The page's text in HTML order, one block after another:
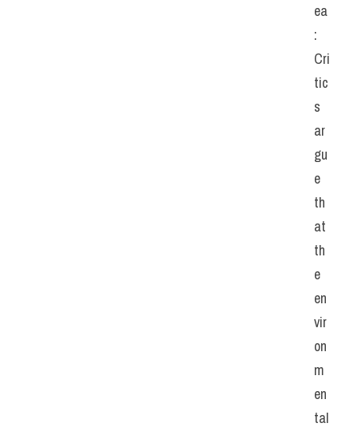
ea
:
Cri
tic
s
ar
gu
e
th
at
th
e
en
vir
on
m
en
tal